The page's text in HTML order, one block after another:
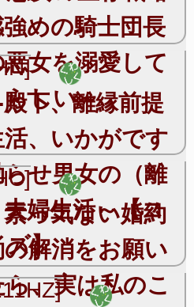
強めの騎士団長
女を溺愛して
しい～
下、離縁前提
、いかがです
せ男女の（離
婦生活～【コ
ズ】
っ気ない婚約
解消をお願い
、実は私のこ